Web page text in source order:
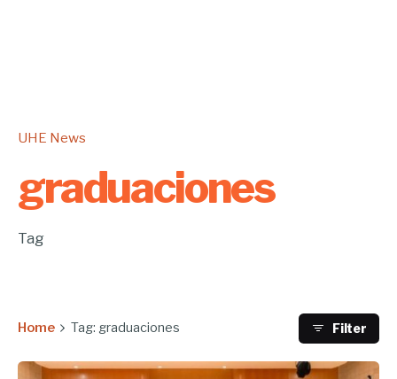
UHE News
graduaciones
Tag
Home Tag: graduaciones Filter